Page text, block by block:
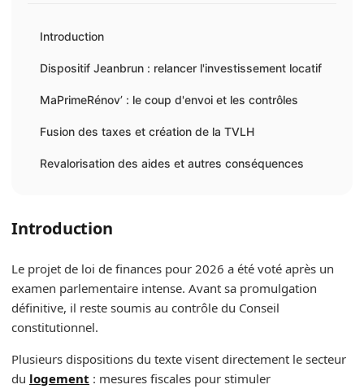
Introduction
Dispositif Jeanbrun : relancer l'investissement locatif
MaPrimeRénov’ : le coup d'envoi et les contrôles
Fusion des taxes et création de la TVLH
Revalorisation des aides et autres conséquences
Introduction
Le projet de loi de finances pour 2026 a été voté après un
examen parlementaire intense. Avant sa promulgation
définitive, il reste soumis au contrôle du Conseil
constitutionnel.
Plusieurs dispositions du texte visent directement le secteur
du logement : mesures fiscales pour stimuler